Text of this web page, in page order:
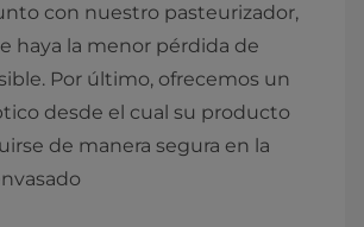
con nuestro pasteurizador,
haya la menor pérdida de
Por último, ofrecemos un
desde el cual su producto
de manera segura en la